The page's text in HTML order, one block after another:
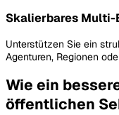
Skalierbares
Unterstützen Sie ein
Agenturen, Regionen
Wie ein
öffentlichen